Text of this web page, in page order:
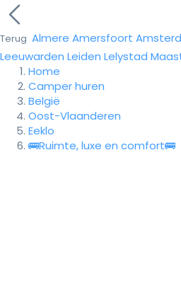
Terug Almere Amersfoort
Leeuwarden Leiden Lelystad
Home
Camper huren
België
Oost-Vlaanderen
Eeklo
🚌Ruimte, luxe en comfort🚌